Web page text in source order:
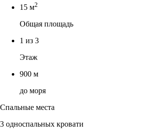
15 м2
Общая площадь
1 из 3
Этаж
900 м
до моря
Спальные места
3 односпальных кровати